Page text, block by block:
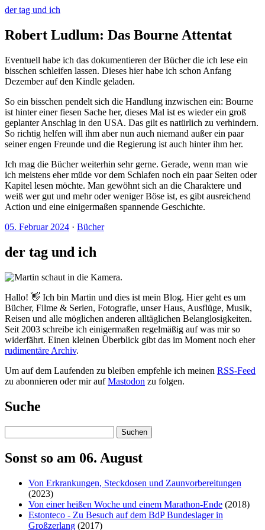
der tag und ich
Robert Ludlum: Das Bourne Attentat
Eventuell habe ich das dokumentieren der Bücher die ich lese ein
bisschen schleifen lassen. Dieses hier habe ich schon Anfang
Dezember auf den Kindle geladen.
So ein bisschen pendelt sich die Handlung inzwischen ein: Bourne
ist hinter einer fiesen Sache her, dieses Mal ist es wieder ein groß
geplanter Anschlag in den USA. Das gilt es natürlich zu verhindern.
So richtig helfen will ihm aber nun auch niemand außer ein paar
seiner engen Freunde und die Regierung ist auch hinter ihm her.
Ich mag die Bücher weiterhin sehr gerne. Gerade, wenn man wie
ich meistens eher müde vor dem Schlafen noch ein paar Seiten oder
Kapitel lesen möchte. Man gewöhnt sich an die Charaktere und
weiß wer gut und mehr oder weniger Böse ist, es gibt ausreichend
Action und eine einigermaßen spannende Geschichte.
05. Februar 2024 · Bücher
der tag und ich
Hallo! 👋 Ich bin Martin und dies ist mein Blog. Hier geht es um
Bücher, Filme & Serien, Fotografie, unser Haus, Ausflüge, Musik,
Reisen und alle möglichen anderen alltäglichen Belanglosigkeiten.
Seit 2003 schreibe ich einigermaßen regelmäßig auf was mir so
widerfährt. Einen kleinen Überblick gibt das im Moment noch eher
rudimentäre Archiv.
Um auf dem Laufenden zu bleiben empfehle ich meinen RSS-Feed
zu abonnieren oder mir aufMastodon zu folgen.
Suche
Suchen
Sonst so am 06. August
Von Erkrankungen, Steckdosen und Zaunvorbereitungen
(2023)
Von einer heißen Woche und einem Marathon-Ende (2018)
Estonteco - Zu Besuch auf dem BdP Bundeslager in
Großzerlang (2017)